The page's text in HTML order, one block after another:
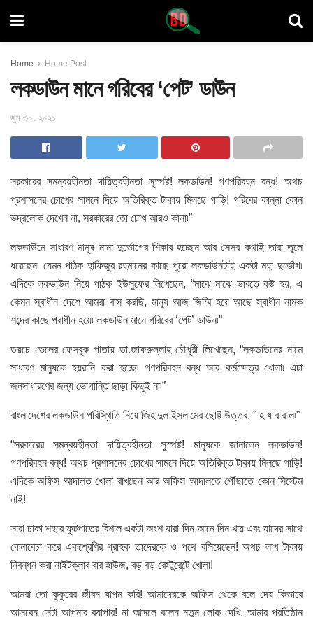
Home Home Post
লকডাউন মানে গরিবের ‘পেট’ ডাউন
জুন ৩০, ২০২১
সরকারের সমন্বয়হীনতা দায়িত্বহীনতা সুস্পষ্ট! লকডাউন! গণপরিবহন বন্ধ! অথচ
প্রশাসনের চোখের সামনে দিয়ে অতিরিক্ত টাকায় মিলছে গাড়ি! গরিবের কান্না কোন
ভদ্রলোক দেখেন না, সরকারের তো চোখ আরও কানা৷”
লকডাউনে সাধারণ মানুষ নানা দুর্ভোগের শিকার হচ্ছেন আর সেসব কথাই তারা তুলে
ধরেছেন৷ যেমন পাঠক হাফিজুর রহমানের কাছে পুরো লকডাউনটাই একটা মহা দুর্ভোগ৷
এদিকে লকডাউন নিয়ে পাঠক ইউসুফের লিখেছেন, “মাঝে মাঝে ভাবতে কষ্ট হয়, এ
কেমন স্বাধীন দেশে আমরা বাস করছি, মানুষ আজ জিম্মি হয়ে আছে স্বাধীন নামক
শব্দের কাছে পরাধীন হয়ে৷ লকডাউন মানে গরিবের ‘পেট’ ডাউন৷”
ডয়চে ভেলের ফেসবুক পাতায় ডা.জাফরুল্লাহ চৌধুরী লিখেছেন, “লকডাউনের নামে
সাধারণ মানুষকে হয়রানি করা হচ্ছে৷ গণপরিবহন বন্ধ আর কর্মক্ষেত্র খোলা৷ এটা
জনসাধারণের জন্য ভোগান্তি ছাড়া কিছুই না৷”
বাংলাদেশের লকডাউন পরিস্থিতি নিয়ে জিহাদুল ইসলামের ছোট্ট উত্তর, ” হ য ব র ল৷”
“সরকারের সমন্বয়হীনতা দায়িত্বহীনতা সুস্পষ্ট! মানুষকে জানালেন লকডাউন!
গণপরিবহন বন্ধ! অথচ প্রশাসনের চোখের সামনে দিয়ে অতিরিক্ত টাকায় মিলছে গাড়ি!
এদিকে অফিস আদালত খোলা রাখছেন আর অফিস আদালতে পৌঁছাতে কোন সিস্টেম
নাই!
সারা ঢাকা শহরে ফুটপাতের বিশাল একটা অংশ যারা দিন আনে দিন খায় এবং যাদের সাথে
কেনাবেচা করে একশ্রেণির গ্রাহক তাদেরকে ও পথে বসিয়েছেন! অথচ লাখ টাকায়
নিবন্ধন করা নাইটক্লাব বার হাউজ, বড় বড় রেস্টুরেন্টে খোলা!
আমরা তো কুকুরের জীবন যাপন করি! আমাদেরকে অফিস থেকে বলে দেয় কিভাবে
আসবেন সেটা আপনার ব্যাপার! না আসলে বলেন নতুন লোক দেখি, আমার প্রতিষ্ঠান